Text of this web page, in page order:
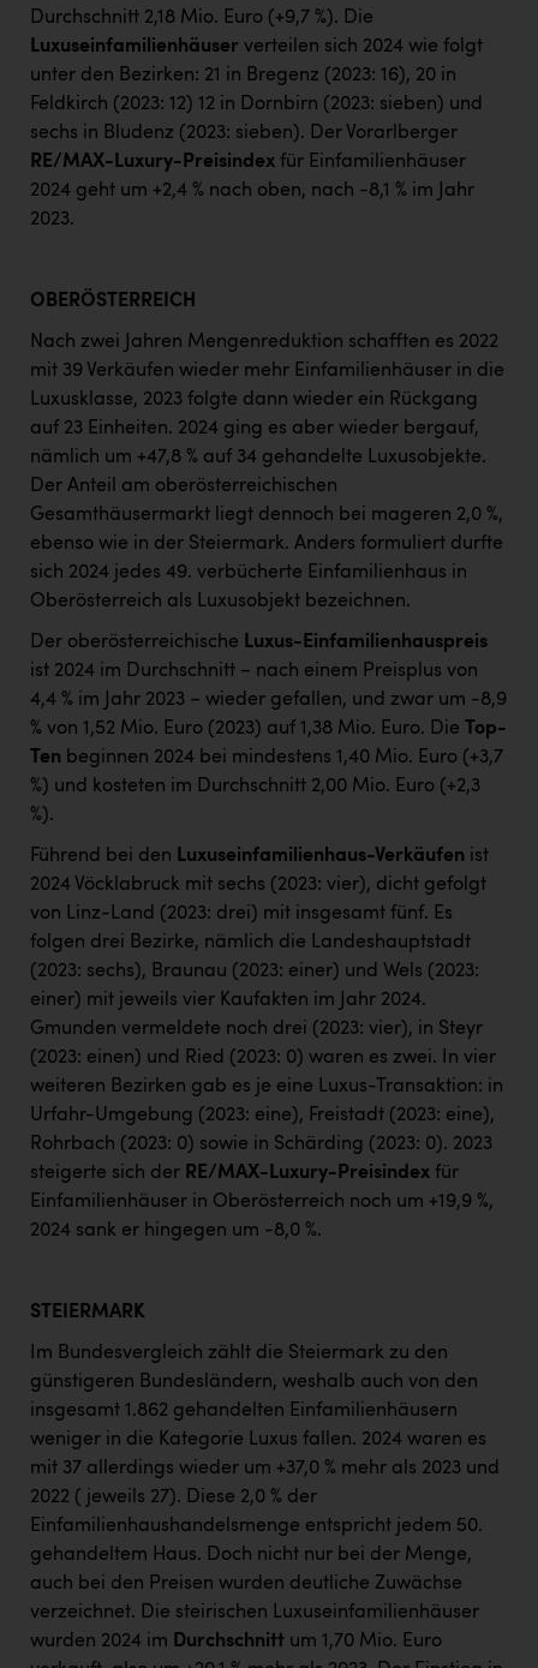
Durchschnitt 2,18 Mio. Euro (+9,7 %). Die
Luxuseinfamilienhäuser verteilen sich 2024 wie folgt
unter den Bezirken: 21 in Bregenz (2023: 16), 20 in
Feldkirch (2023: 12) 12 in Dornbirn (2023: sieben) und
sechs in Bludenz (2023: sieben). Der Vorarlberger
RE/MAX-Luxury-Preisindex für Einfamilienhäuser
2024 geht um +2,4 % nach oben, nach -8,1 % im Jahr
2023.
OBERÖSTERREICH
Nach zwei Jahren Mengenreduktion schafften es 2022
mit 39 Verkäufen wieder mehr Einfamilienhäuser in die
Luxusklasse, 2023 folgte dann wieder ein Rückgang
auf 23 Einheiten. 2024 ging es aber wieder bergauf,
nämlich um +47,8 % auf 34 gehandelte Luxusobjekte.
Der Anteil am oberösterreichischen
Gesamthäusermarkt liegt dennoch bei mageren 2,0 %,
ebenso wie in der Steiermark. Anders formuliert durfte
sich 2024 jedes 49. verbücherte Einfamilienhaus in
Oberösterreich als Luxusobjekt bezeichnen.
Der oberösterreichische Luxus-Einfamilienhauspreis
ist 2024 im Durchschnitt − nach einem Preisplus von
4,4 % im Jahr 2023 − wieder gefallen, und zwar um -8,9
% von 1,52 Mio. Euro (2023) auf 1,38 Mio. Euro. Die Top-
Ten beginnen 2024 bei mindestens 1,40 Mio. Euro (+3,7
%) und kosteten im Durchschnitt 2,00 Mio. Euro (+2,3
%).
Führend bei den Luxuseinfamilienhaus-Verkäufen ist
2024 Vöcklabruck mit sechs (2023: vier), dicht gefolgt
von Linz-Land (2023: drei) mit insgesamt fünf. Es
folgen drei Bezirke, nämlich die Landeshauptstadt
(2023: sechs), Braunau (2023: einer) und Wels (2023:
einer) mit jeweils vier Kaufakten im Jahr 2024.
Gmunden vermeldete noch drei (2023: vier), in Steyr
(2023: einen) und Ried (2023: 0) waren es zwei. In vier
weiteren Bezirken gab es je eine Luxus-Transaktion: in
Urfahr-Umgebung (2023: eine), Freistadt (2023: eine),
Rohrbach (2023: 0) sowie in Schärding (2023: 0). 2023
steigerte sich der RE/MAX-Luxury-Preisindex für
Einfamilienhäuser in Oberösterreich noch um +19,9 %,
2024 sank er hingegen um -8,0 %.
STEIERMARK
Im Bundesvergleich zählt die Steiermark zu den
günstigeren Bundesländern, weshalb auch von den
insgesamt 1.862 gehandelten Einfamilienhäusern
weniger in die Kategorie Luxus fallen. 2024 waren es
mit 37 allerdings wieder um +37,0 % mehr als 2023 und
2022 (jeweils 27). Diese 2,0 % der
Einfamilienhaushandelsmenge entspricht jedem 50.
gehandeltem Haus. Doch nicht nur bei der Menge,
auch bei den Preisen wurden deutliche Zuwächse
verzeichnet. Die steirischen Luxuseinfamilienhäuser
wurden 2024 im Durchschnitt um 1,70 Mio. Euro